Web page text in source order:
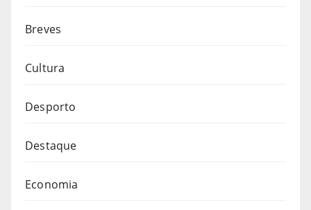
Breves
Cultura
Desporto
Destaque
Economia